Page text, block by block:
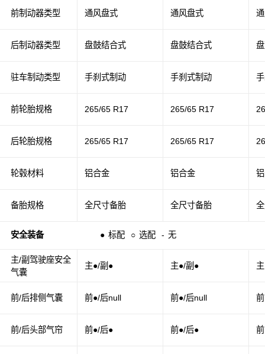
前制动器类型
后制动器类型
驻车制动类型
前轮胎规格
后轮胎规格
轮毂材料
备胎规格
安全装备 ● 标配 ○ 选配 - 无
主/副驾驶座安全
气囊
前/后排侧气囊
前/后头部气帘
通风盘式 通风盘式
盘鼓结合式 盘鼓结合式
手刹式制动 手刹式制动
265/65 R17 265/65 R17
265/65 R17 265/65 R17
铝合金 铝合金
全尺寸备胎 全尺寸备胎
主●/副● 主●/副●
前●/后null 前●/后null
前●/后● 前●/后●